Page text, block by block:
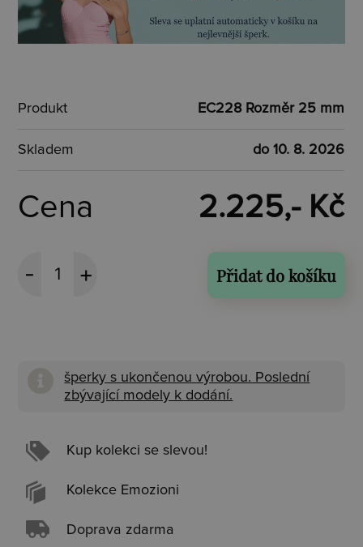
Produkt EC228 Rozměr 25 mm
Skladem do 10. 8. 2026
Cena 2.225,- Kč
Přidat do košíku
šperky s ukončenou výrobou. Poslední
zbývající modely k dodání.
Kup kolekci se slevou!
Kolekce Emozioni
Doprava zdarma